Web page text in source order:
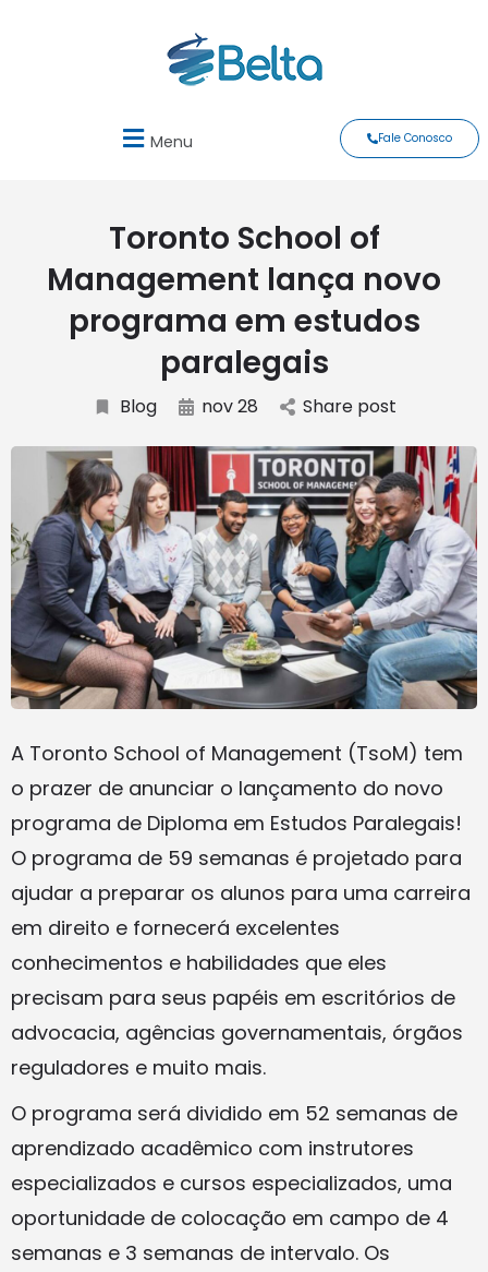
Menu Fale Conosco
Toronto School of
Management lança novo
programa em estudos
paralegais
Blog nov 28 Share post
A Toronto School of Management (TsoM) tem
o prazer de anunciar o lançamento do novo
programa de Diploma em Estudos Paralegais!
O programa de 59 semanas é projetado para
ajudar a preparar os alunos para uma carreira
em direito e fornecerá excelentes
conhecimentos e habilidades que eles
precisam para seus papéis em escritórios de
advocacia, agências governamentais, órgãos
reguladores e muito mais.
O programa será dividido em 52 semanas de
aprendizado acadêmico com instrutores
especializados e cursos especializados, uma
oportunidade de colocação em campo de 4
semanas e 3 semanas de intervalo. Os